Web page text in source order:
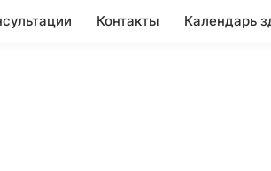
Контакты Календарь